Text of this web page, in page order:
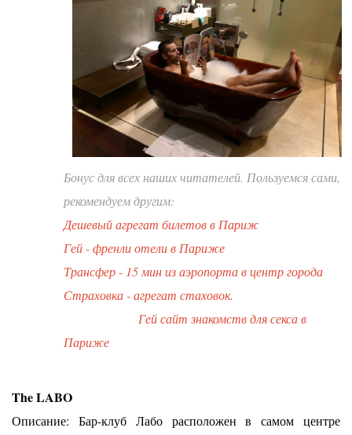
Бонус для всех наших читателей. Пользуемся сами,
рекомендуем другим:
Дешевый агрегат билетов в Париж
Гей - френли отели в Париже
Трансфер - 15 мин из аэропорта в центр города
Страховка - агрегат стаховок.
Гей сайт знакомств для секса в
Париже
The LABO
Описание: Бар-клуб Лабо расположен в самом центре